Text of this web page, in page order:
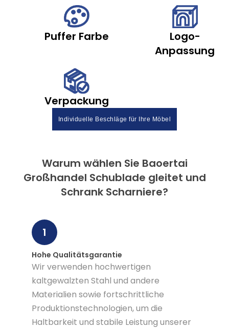
Puffer Farbe
Logo-
Anpassung
Verpackung
Individuelle Beschläge für Ihre Möbel
Warum wählen Sie Baoertai
Großhandel Schublade gleitet und
Schrank Scharniere?
1
Hohe Qualitätsgarantie
Wir verwenden hochwertigen
kaltgewalzten Stahl und andere
Materialien sowie fortschrittliche
Produktionstechnologien, um die
Haltbarkeit und stabile Leistung unserer